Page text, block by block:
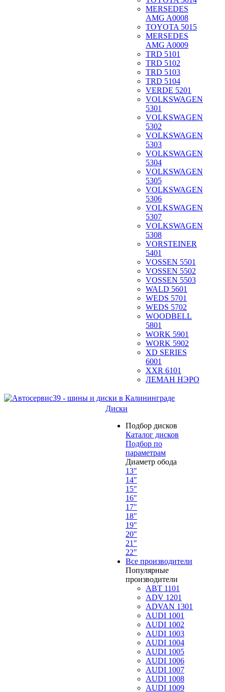
MERSEDES
AMG A0008
TOYOTA 5015
MERSEDES
AMG A0009
TRD 5101
TRD 5102
TRD 5103
TRD 5104
VERDE 5201
VOLKSWAGEN
5301
VOLKSWAGEN
5302
VOLKSWAGEN
5303
VOLKSWAGEN
5304
VOLKSWAGEN
5305
VOLKSWAGEN
5306
VOLKSWAGEN
5307
VOLKSWAGEN
5308
VORSTEINER
5401
VOSSEN 5501
VOSSEN 5502
VOSSEN 5503
WALD 5601
WEDS 5701
WEDS 5702
WOODBELL
5801
WORK 5901
WORK 5902
XD SERIES
6001
XXR 6101
ЛЕМАН НЭРО
Диски
Подбор дисков
Каталог дисков
Подбор по
параметрам
Диаметр обода
13"
14"
15"
16"
17"
18"
19"
20"
21"
22"
Все производители
Популярные
производители
ABT 1101
ADV 1201
ADVAN 1301
AUDI 1001
AUDI 1002
AUDI 1003
AUDI 1004
AUDI 1005
AUDI 1006
AUDI 1007
AUDI 1008
AUDI 1009